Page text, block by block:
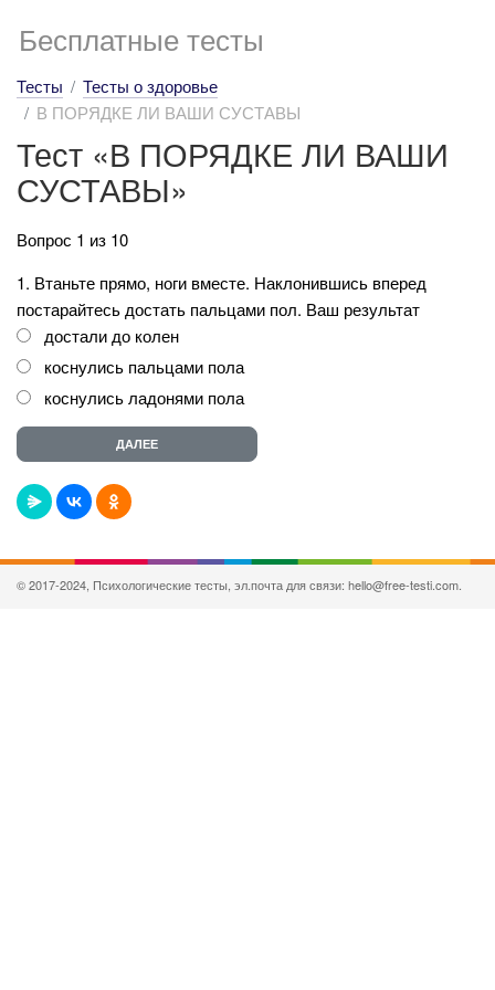
Бесплатные тесты
Тесты
Тесты о здоровье
В ПОРЯДКЕ ЛИ ВАШИ СУСТАВЫ
Тест «В ПОРЯДКЕ ЛИ ВАШИ
СУСТАВЫ»
Вопрос 1 из 10
1. Втаньте прямо, ноги вместе. Наклонившись вперед
постарайтесь достать пальцами пол. Ваш результат
достали до колен
коснулись пальцами пола
коснулись ладонями пола
© 2017-2024, Психологические тесты, эл.почта для связи: hello@free-testi.com.